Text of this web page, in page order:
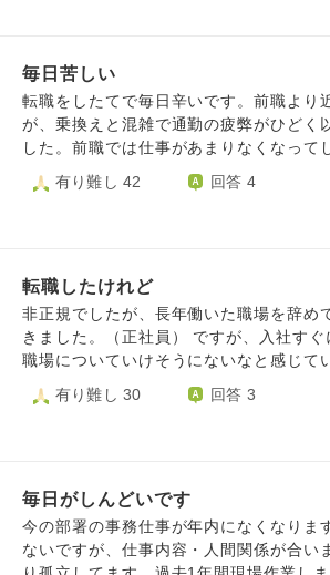
毎日苦しい
転職をしたてで毎日辛いです。前職より
が、乗換えと混雑で通勤の疲弊がひどく
した。前職では仕事があまりなくなって
り、もっと役立てることをと転職したの
っていたのではないかと場違いなところ
なければいいと眠りにつくのに長く眠る
消えてしまいたいです。更新ありの有期
先考えずすぐに退職してしまいたい気持
有り難し 42 回答 4
転職したけれど
非正規でしたが、長年働いた職場を辞め
きました。（正社員） ですが、入社す
職場についていけそうにないなと感じていまし
介護施設で電話での問い合わせ内容が幅
時はこう」という明確なマニュアルのよ
正社員での勤務も今までに2回あるのです
いて行けない+セクハラ（1回目）といじ
調不良（2回目）でどちらも半年で退職しまし
たところを辞めたのに今回も半年で退職
有り難し 30 回答 3
毎日がしんどいです
今の部署の事務仕事が年内になくなりま
ないですが、仕事内容・人間関係が合い